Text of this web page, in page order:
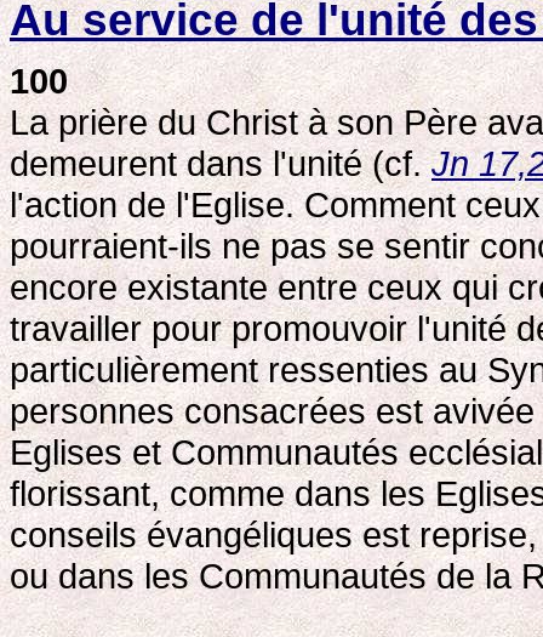
Au service de l'unité
100
La prière du Christ à son Père
demeurent dans l'unité (cf.Jn
l'action de l'Eglise. Comment
pourraient-ils ne pas se sentir
encore existante entre ceux qui
travailler pour promouvoir l'unité
particulièrement ressenties au
personnes consacrées est
Eglises et Communautés
florissant, comme dans les
conseils évangéliques est
ou dans les Communautés de la